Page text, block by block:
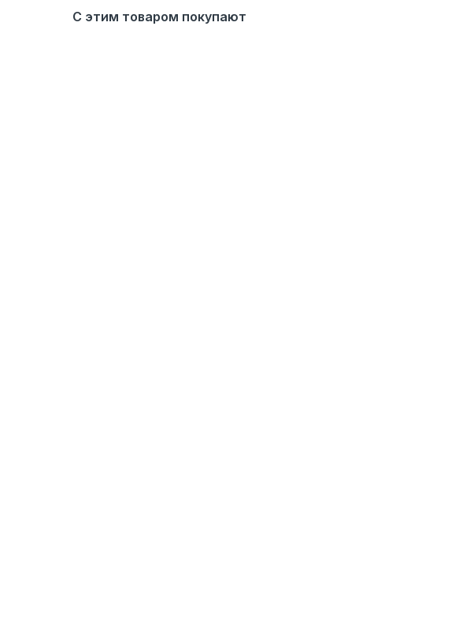
С этим товаром покупают